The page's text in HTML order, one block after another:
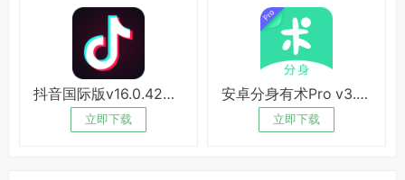
抖音国际版v16.0.42绿化版
立即下载
安卓分身有术Pro v3.54破解版
立即下载